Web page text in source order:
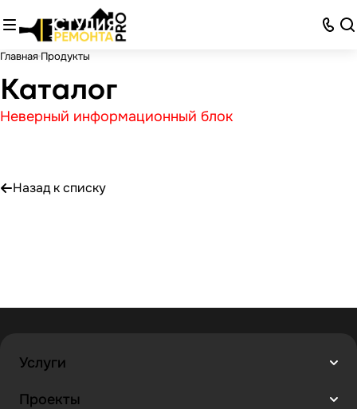
Главная Продукты
Каталог
Неверный информационный блок
Назад к списку
Услуги
Проекты